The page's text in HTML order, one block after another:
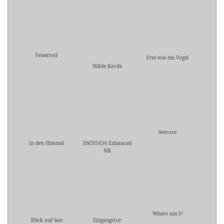
Feuerrad
Wilde Karde
Frei wie ein Vogel
In den Himmel
DSC05434 Enhanced
NR
Seerose
Blick auf San Eingangstor
Where am I?